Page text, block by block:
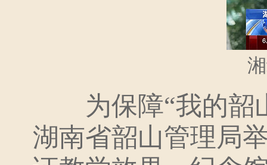
为保障“我的韶山
湖南省韶山管理局